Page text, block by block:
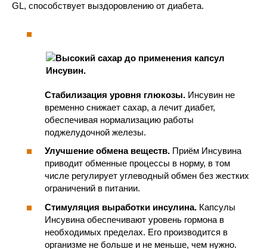
GL, способствует выздоровлению от диабета.
Стабилизация уровня глюкозы. Инсувин не
временно снижает сахар, а лечит диабет,
обеспечивая нормализацию работы
поджелудочной железы.
Улучшение обмена веществ. Приём Инсувина
приводит обменные процессы в норму, в том
числе регулирует углеводный обмен без жестких
ограничений в питании.
Стимуляция выработки инсулина. Капсулы
Инсувина обеспечивают уровень гормона в
необходимых пределах. Его производится в
организме не больше и не меньше, чем нужно.